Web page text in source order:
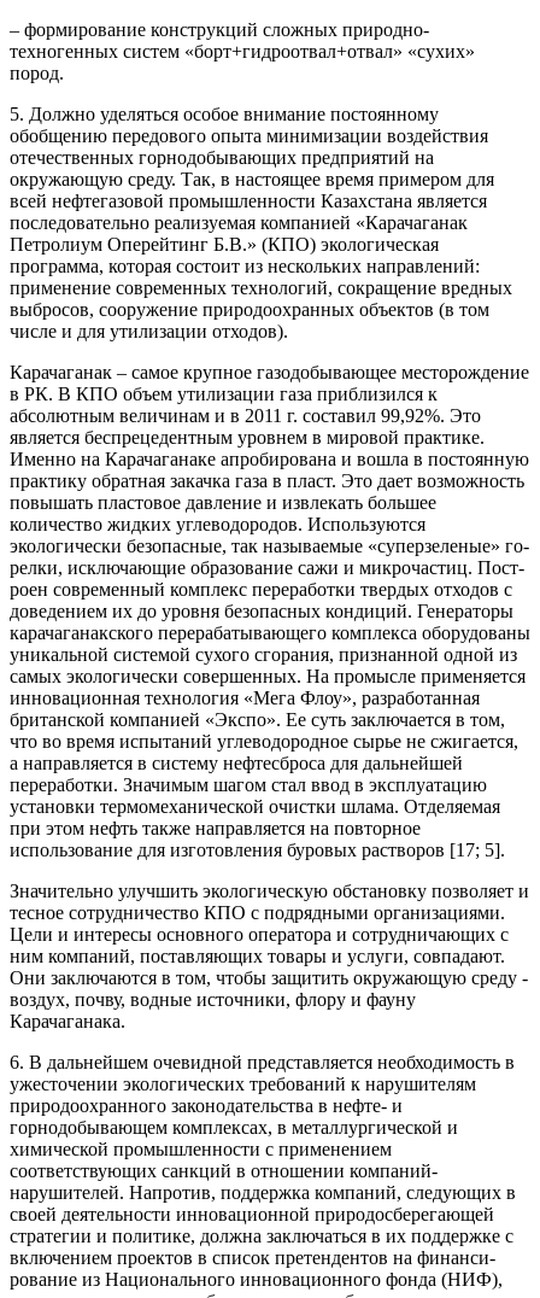
– формирование конструкций сложных природно-
техногенных систем «борт+гидроотвал+отвал» «сухих»
пород.
5. Должно уделяться особое внимание постоянному
обобщению передового опыта минимизации воздействия
отечественных горнодобывающих предприятий на
окружающую среду. Так, в настоящее время примером для
всей нефтегазовой промышленности Казахстана является
последовательно реализуемая компанией «Карачаганак
Петролиум Оперейтинг Б.В.» (КПО) экологическая
программа, которая состоит из нескольких направлений:
применение современных технологий, сокращение вредных
выбросов, сооружение природоохранных объектов (в том
числе и для утилизации отходов).
Карачаганак – самое крупное газодобывающее месторождение
в РК. В КПО объем утилизации газа приблизился к
абсолютным величинам и в 2011 г. составил 99,92%. Это
является беспрецедентным уровнем в мировой практике.
Именно на Карачаганаке апробирована и вошла в постоянную
практику обратная закачка газа в пласт. Это дает возможность
повышать плас­товое давление и извлекать большее
количество жидких углеводородов. Используются
экологически безопасные, так называемые «суперзеленые» го­
релки, исключающие образова­ние сажи и микрочастиц. Пост­
роен современный комплекс переработки твердых отходов с
доведением их до уровня без­опасных кондиций. Генераторы
карачаганакского перерабаты­вающего комплекса оборудова­ны
уникальной системой сухого сгорания, признанной одной из
самых экологически совершен­ных. На промысле применяет­ся
инновационная технология «Мега Флоу», разработанная
британской компанией «Экспо». Ее суть заключается в том,
что во время испытаний углеводо­родное сырье не сжигается,
а на­правляется в систему нефтесброса для дальнейшей
переработки. Значимым шагом стал ввод в эксплуатацию
установки термо­механической очистки шлама. Отделяемая
при этом нефть так­же направляется на повторное
использование для изготовления буровых растворов [17; 5].
Значительно улучшить экологическую обстановку позво­ляет и
тесное сотрудничество КПО с подрядными органи­зациями.
Цели и интересы основного оператора и сотруд­ничающих с
ним компаний, поставляющих товары и услуги, совпадают.
Они заключаются в том, чтобы защитить окружаю­щую среду -
воздух, почву, вод­ные источники, флору и фауну
Карачаганака.
6. В дальнейшем очевидной представляется необходимость в
ужесточении экологических требований к нарушителям
природоохранного законодатель­ства в нефте- и
горнодобывающем комплексах, в металлургической и
химической промыш­ленности с применением
соответствующих санкций в отношении компаний-
нарушителей. Напротив, поддержка компаний, следующих в
своей деятельности инновационной приро­досберегающей
стратегии и политике, должна заключаться в их поддержке с
включением проектов в список претендентов на финанси­
рование из Национального инновационного фонда (НИФ),